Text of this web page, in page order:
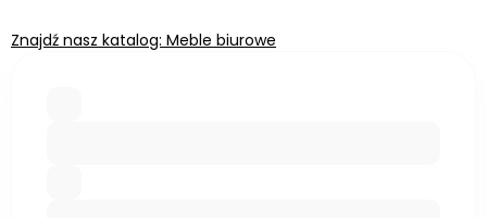
Znajdź nasz katalog: Meble biurowe